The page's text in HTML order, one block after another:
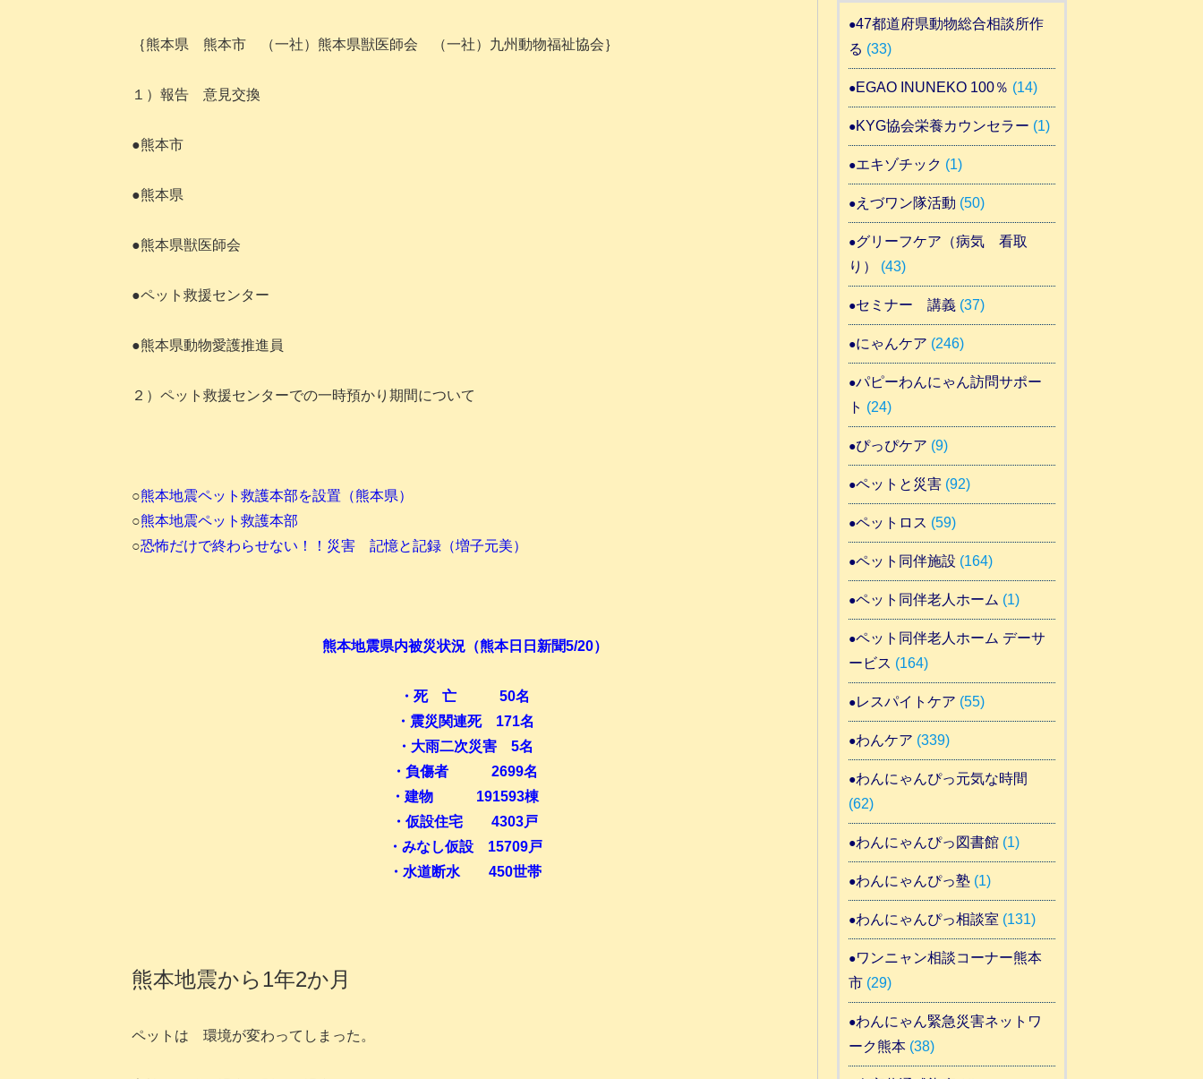
｛熊本県 熊本市 （一社）熊本県獣医師会 （一社）九州動物福祉協会｝
１）報告 意見交換
●熊本市
●熊本県
●熊本県獣医師会
●ペット救援センター
●熊本県動物愛護推進員
２）ペット救援センターでの一時預かり期間について
○熊本地震ペット救護本部を設置（熊本県）
○熊本地震ペット救護本部
○恐怖だけで終わらせない！！災害 記憶と記録（増子元美）
熊本地震県内被災状況（熊本日日新聞5/20）
・死 亡 50名
・震災関連死 171名
・大雨二次災害 5名
・負傷者 2699名
・建物 191593棟
・仮設住宅 4303戸
・みなし仮設 15709戸
・水道断水 450世帯
熊本地震から1年2か月
ペットは 環境が変わってしまった。
47都道府県動物総合相談所作
る (33)
EGAO INUNEKO 100％ (14)
KYG協会栄養カウンセラー (1)
エキゾチック (1)
えづワン隊活動 (50)
グリーフケア（病気 看取
り）
(43)
セミナー 講義(37)
にゃんケア (246)
パピーわんにゃん訪問サポー
ト (24)
ぴっぴケア (9)
ペットと災害(92)
ペットロス (59)
ペット同伴施設 (164)
ペット同伴老人ホーム (1)
ペット同伴老人ホーム デーサ
ービス (164)
レスパイトケア (55)
わんケア (339)
わんにゃんぴっ元気な時間
(62)
わんにゃんぴっ図書館(1)
わんにゃんぴっ塾(1)
わんにゃんぴっ相談室 (131)
ワンニャン相談コーナー熊本
市(29)
わんにゃん緊急災害ネットワ
ーク熊本(38)